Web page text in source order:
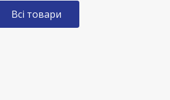
Всі товари